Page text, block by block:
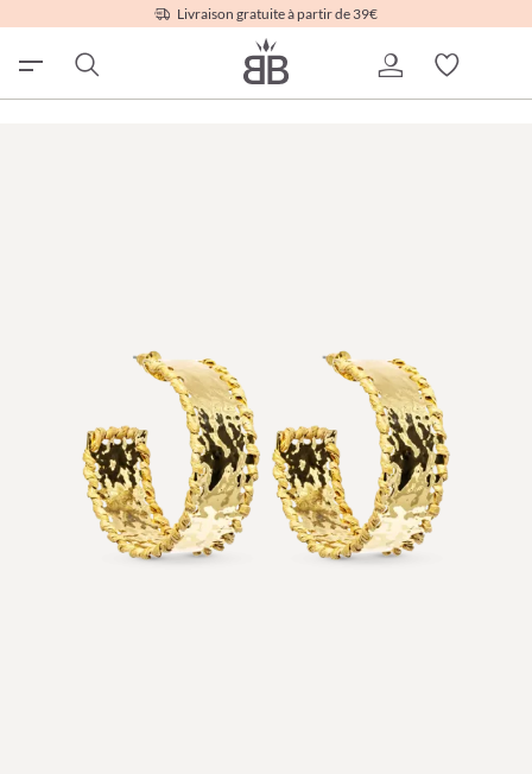
Livraison gratuite à partir de 39€